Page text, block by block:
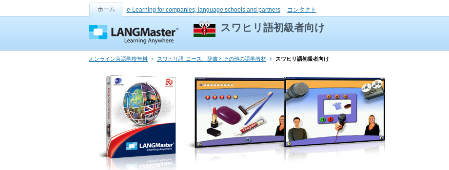
ホーム e-Learning for companies, language schools and partners コンタクト
スワヒリ語初級者向け
オンライン言語学校無料 スワヒリ語-コース、辞書とその他の語学教材 スワヒリ語初級者向け